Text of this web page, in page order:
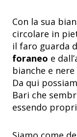
Con la sua
circolare in
il faro guarda
foraneo e
bianche e
Da qui
Bari che
essendo